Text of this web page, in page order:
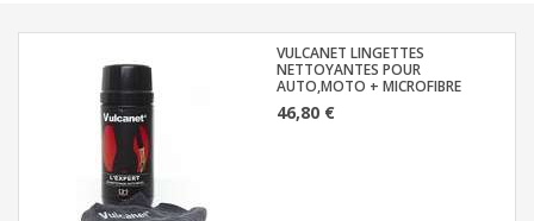
VULCANET LINGETTES
NETTOYANTES POUR
AUTO,MOTO + MICROFIBRE
46,80 €